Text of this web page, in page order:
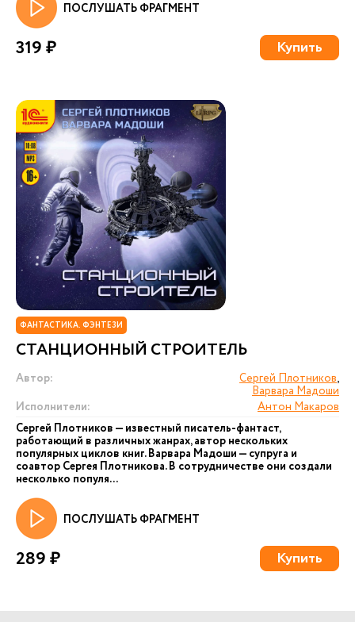
ПОСЛУШАТЬ ФРАГМЕНТ
319 ₽ Купить
ФАНТАСТИКА. ФЭНТЕЗИ
СТАНЦИОННЫЙ СТРОИТЕЛЬ
Автор: Сергей Плотников,
Варвара Мадоши
Исполнители:
Антон Макаров
Сергей Плотников — известный писатель-фантаст,
работающий в различных жанрах, автор нескольких
популярных циклов книг. Варвара Мадоши — супруга и
соавтор Сергея Плотникова. В сотрудничестве они создали
несколько популя...
ПОСЛУШАТЬ ФРАГМЕНТ
289 ₽ Купить